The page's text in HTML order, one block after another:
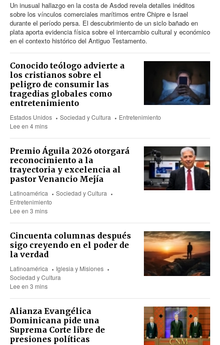
Un inusual hallazgo en la costa de Asdod revela detalles inéditos
sobre los vínculos comerciales marítimos entre Chipre e Israel
durante el período persa. El descubrimiento de un siclo bañado en
plata aporta evidencia física sobre el intercambio cultural y económico
en el contexto histórico del Antiguo Testamento.
Conocido teólogo advierte a
los cristianos sobre el
peligro de consumir las
tragedias globales como
entretenimiento
Estados Unidos Sociedad y Cultura
Entretenimiento
Lee en 4 mins
Premio Águila 2026 otorgará
reconocimiento a la
trayectoria y excelencia al
pastor Venancio Mejía
Latinoamérica
Sociedad y Cultura
Entretenimiento
Lee en 3 mins
Cincuenta columnas después
sigo creyendo en el poder de
la verdad
Latinoamérica
Iglesia y Misiones
Sociedad y Cultura
Lee en 3 mins
Alianza Evangélica
Dominicana pide una
Suprema Corte libre de
presiones políticas